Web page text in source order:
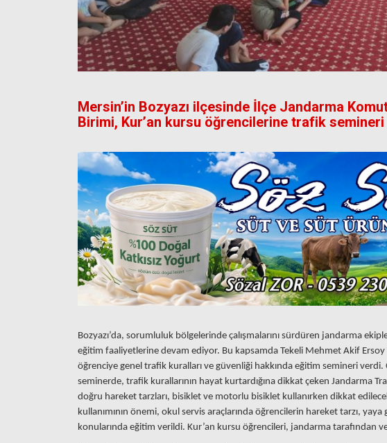
Mersin’in Bozyazı ilçesinde İlçe Jandarma
Birimi, Kur’an kursu öğrencilerine trafik
Bozyazı’da, sorumluluk bölgelerinde çalışmalarını sürdüren jandarma
eğitim faaliyetlerine devam ediyor. Bu kapsamda Tekeli Mehmet Akif Ersoy
öğrenciye genel trafik kuralları ve güvenliği hakkında eğitim semineri
seminerde, trafik kurallarının hayat kurtardığına dikkat çeken Jandarma
doğru hareket tarzları, bisiklet ve motorlu bisiklet kullanırken dikkat
kullanımının önemi, okul servis araçlarında öğrencilerin hareket tarzı,
konularında eğitim verildi. Kur’an kursu öğrencileri, jandarma tarafından